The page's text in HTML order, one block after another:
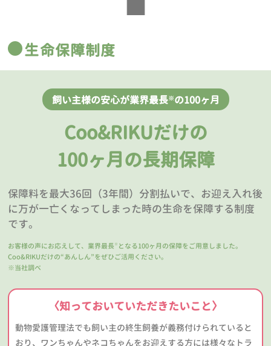
生命保障制度
飼い主様の安心が業界最長※の100ヶ月
Coo&RIKUだけの
100ヶ月の長期保障
保障料を最大36回（3年間）分割払いで、お迎え入れ後
に万が一亡くなってしまった時の生命を保障する制度
です。
お客様の声にお応えして、業界最長 ※ となる100ヶ月の保障をご用意しました。
Coo&RIKUだけの“あんしん”をぜひご活用ください。
※当社調べ
〈知っておいていただきたいこと〉
動物愛護管理法でも飼い主の終生飼養が義務付けられていると
おり、ワンちゃんやネコちゃんをお迎えする方には様々なトラ